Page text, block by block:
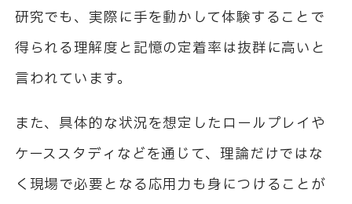
研究でも、実際に手を動かして体験することで
得られる理解度と記憶の定着率は抜群に高いと
言われています。
また、具体的な状況を想定したロールプレイや
ケーススタディなどを通じて、理論だけではな
く現場で必要となる応用力も身につけることが